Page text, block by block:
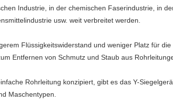
Industrie, in der chemischen Faserindustrie, in
usw. weit verbreitet werden.
Flüssigkeitswiderstand und weniger Platz für die
Entfernen von Schmutz und Staub aus
Rohrleitung konzipiert, gibt es das Y-
Maschentypen.